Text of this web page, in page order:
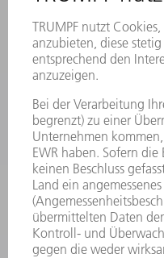
NEWSLETTER-ANMELDUNG
MYTRUMPF
SICHERHEITSDATENBLÄTTER
PRODUKTE
LASER
LEISTUNGSELEKTRONIK
ELEKTROWERKZEUGE
SMART FACTORY
SOFTWARE
SERVICES
ANWENDUNGEN
BRANCHEN
UNTERNEHMEN
KARRIERE